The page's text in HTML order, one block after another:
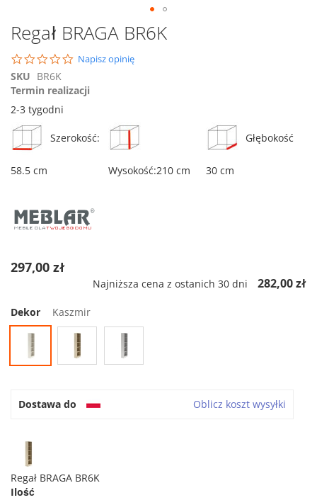
Przejdź
na
początek
galerii
Regał BRAGA BR6K
0.0
Napisz opinię
SKU BR6K
Termin realizacji
2-3 tygodni
Szerokość:
58.5 cm Wysokość:210 cm
Głębokość
30 cm
297,00 zł
Najniższa cena z ostanich 30 dni 282,00 zł
Dekor Kaszmir
Dostawa do Oblicz koszt wysyłki
Regał BRAGA BR6K
Ilość